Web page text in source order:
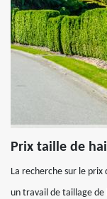
Prix taille de
La recherche sur le
un travail de taillage de